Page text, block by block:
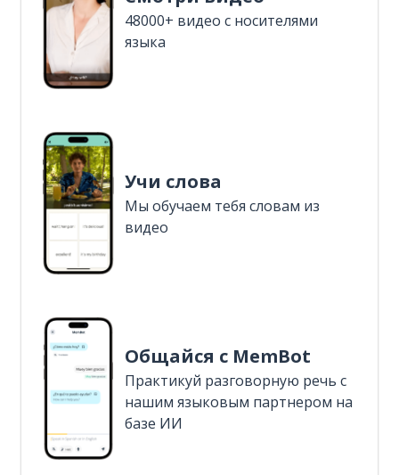
48000+ видео с носителями
языка
Учи слова
Мы обучаем тебя словам из
видео
Общайся с MemBot
Практикуй разговорную речь с
нашим языковым партнером на
базе ИИ